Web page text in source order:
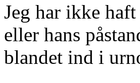
Jeg har ikke
eller hans
blandet ind i